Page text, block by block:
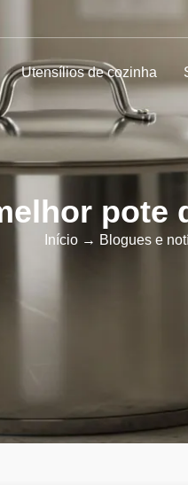
Utensílios de cozinha
pote
Início → Blogues e